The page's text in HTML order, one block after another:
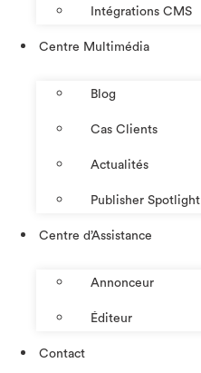
Intégrations CMS
Centre Multimédia
Blog
Cas Clients
Actualités
Publisher Spotlight
Centre d’Assistance
Annonceur
Éditeur
Contact